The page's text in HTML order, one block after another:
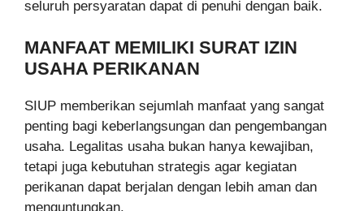
seluruh persyaratan dapat di penuhi dengan baik.
MANFAAT MEMILIKI SURAT IZIN
USAHA PERIKANAN
SIUP memberikan sejumlah manfaat yang sangat
penting bagi keberlangsungan dan pengembangan
usaha. Legalitas usaha bukan hanya kewajiban,
tetapi juga kebutuhan strategis agar kegiatan
perikanan dapat berjalan dengan lebih aman dan
menguntungkan.